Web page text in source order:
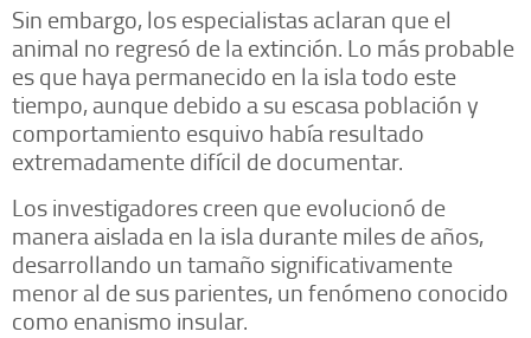
Sin embargo, los especialistas aclaran que el
animal no regresó de la extinción. Lo más probable
es que haya permanecido en la isla todo este
tiempo, aunque debido a su escasa población y
comportamiento esquivo había resultado
extremadamente difícil de documentar.
Los investigadores creen que evolucionó de
manera aislada en la isla durante miles de años,
desarrollando un tamaño significativamente
menor al de sus parientes, un fenómeno conocido
como enanismo insular.